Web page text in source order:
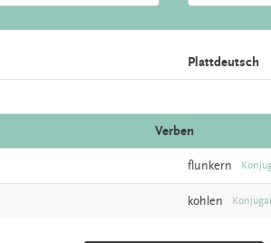
Plattdeutsch
Verben
flunkern
kohlen